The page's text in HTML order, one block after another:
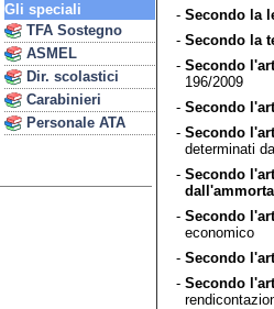
Gli speciali
TFA Sostegno
ASMEL
Dir. scolastici
Carabinieri
Personale ATA
- Secondo la
- Secondo la
- Secondo
196/2009
- Secondo
- Secondo
determinati
- Secondo
- Secondo
economico
- Secondo
- Secondo